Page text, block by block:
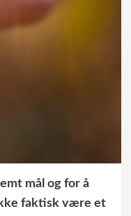
mål og for å
faktisk være et